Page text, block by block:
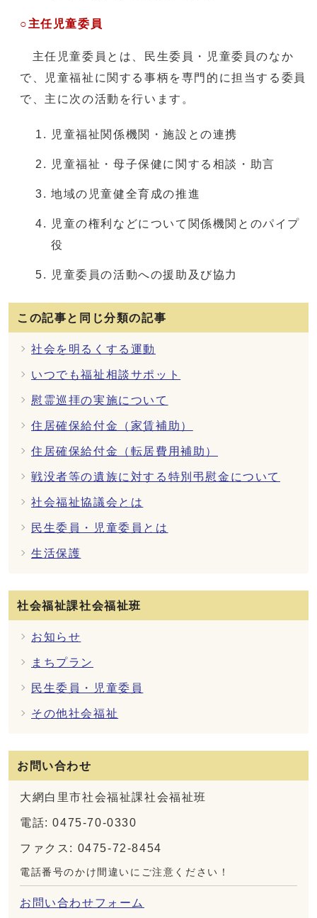
○主任児童委員
主任児童委員とは、民生委員・児童委員のなか
で、児童福祉に関する事柄を専門的に担当する委員
で、主に次の活動を行います。
児童福祉関係機関・施設との連携
児童福祉・母子保健に関する相談・助言
地域の児童健全育成の推進
児童の権利などについて関係機関とのパイプ
役
児童委員の活動への援助及び協力
この記事と同じ分類の記事
社会を明るくする運動
いつでも福祉相談サポット
慰霊巡拝の実施について
住居確保給付金（家賃補助）
住居確保給付金（転居費用補助）
戦没者等の遺族に対する特別弔慰金について
社会福祉協議会とは
民生委員・児童委員とは
生活保護
社会福祉課社会福祉班
お知らせ
まちプラン
民生委員・児童委員
その他社会福祉
お問い合わせ
大網白里市社会福祉課社会福祉班
電話: 0475-70-0330
ファクス: 0475-72-8454
電話番号のかけ間違いにご注意ください！
お問い合わせフォーム